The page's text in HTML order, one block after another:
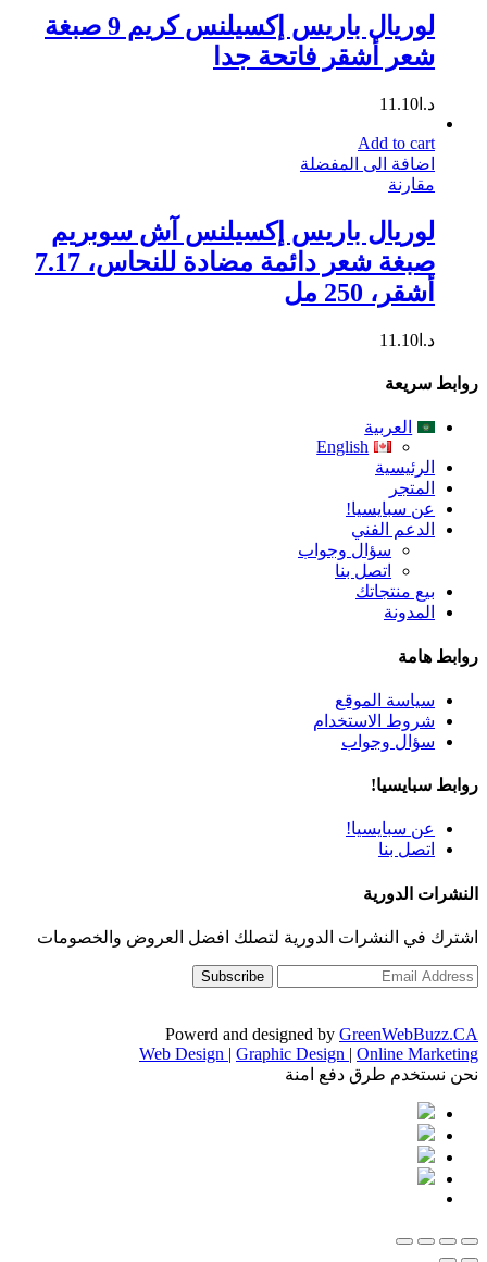
لوريال باريس إكسيلنس كريم 9 صبغة
شعر أشقر فاتحة جدا
د.ا 11.10
Add to cart
اضافة الى المفضلة
مقارنة
لوريال باريس إكسيلنس آش سوبريم
صبغة شعر دائمة مضادة للنحاس، 7.17
أشقر، 250 مل
د.ا 11.10
روابط سريعة
العربية
English
الرئيسية
المتجر
عن سبايسيا!
الدعم الفني
سؤال وجواب
اتصل بنا
بيع منتجاتك
المدونة
روابط هامة
سياسة الموقع
شروط الاستخدام
سؤال وجواب
روابط سبايسيا!
عن سبايسيا!
اتصل بنا
النشرات الدورية
اشترك في النشرات الدورية لتصلك افضل العروض والخصومات
Powerd and designed by GreenWebBuzz.CA
Web Design | Graphic Design | Online Marketing
نحن نستخدم طرق دفع امنة